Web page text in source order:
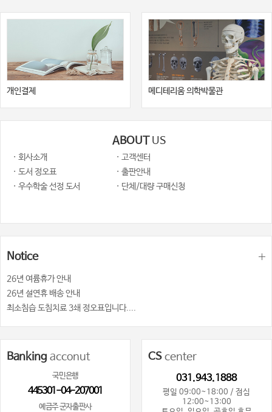
개인결제 메디테리움 의학박물관
ABOUT US
· 회사소개
· 고객센터
· 도서 정오표
· 출판안내
· 우수학술 선정 도서
· 단체/대량 구매신청
Notice
26년 여륨휴가 안내
26년 설연휴 배송 안내
최소침습 도침치료 3쇄 정오표입니다....
Banking acconut
국민은행
445301-04-207001
예금주 군자출판사
CScenter
031.943.1888
평일 09:00~18:00 / 점심
12:00~13:00